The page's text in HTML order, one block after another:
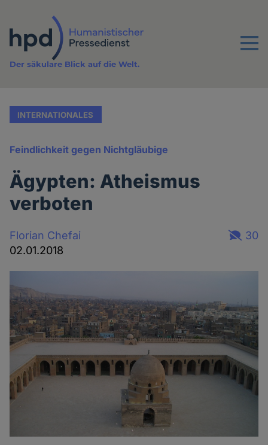
Inhalt
Menu
Der säkulare Blick auf die Welt.
INTERNATIONALES
Feindlichkeit gegen Nichtgläubige
Ägypten: Atheismus
verboten
Florian Chefai
02.01.2018
30